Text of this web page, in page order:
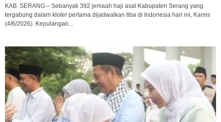
KAB. SERANG – Sebanyak 392 jemaah haji asal Kabupaten Serang yang
tergabung dalam kloter pertama dijadwalkan tiba di Indonesia hari ini, Kamis
(4/6/2026). Kepulangan...